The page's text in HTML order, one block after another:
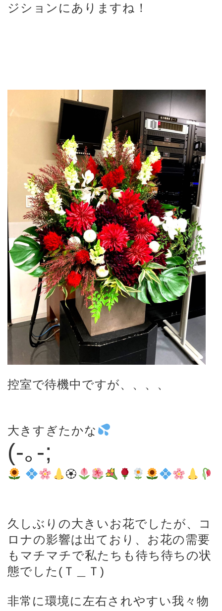
ジションにありますね！
控室で待機中ですが、、、、
大きすぎたかな
(-｡-;
🏵
久しぶりの大きいお花でしたが、コ
ロナの影響は出ており、お花の需要
もマチマチで私たちも待ち待ちの状
態でした(Ｔ＿Ｔ)
非常に環境に左右されやすい我々物